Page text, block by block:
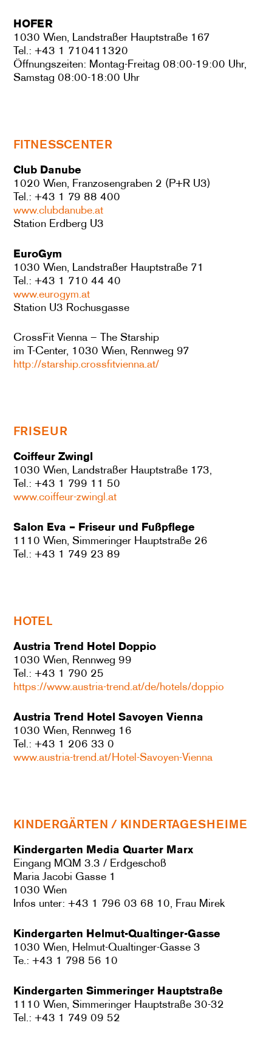
HOFER
1030 Wien, Landstraßer Hauptstraße 167
Tel.: +43 1 710411320
Öffnungszeiten: Montag-Freitag 08:00-19:00 Uhr,
Samstag 08:00-18:00 Uhr
FITNESSCENTER
Club Danube
1020 Wien, Franzosengraben 2 (P+R U3)
Tel.: +43 1 79 88 400
www.clubdanube.at
Station Erdberg U3
EuroGym
1030 Wien, Landstraßer Hauptstraße 71
Tel.: +43 1 710 44 40
www.eurogym.at
Station U3 Rochusgasse
CrossFit Vienna – The Starship
im T-Center, 1030 Wien, Rennweg 97
http://starship.crossfitvienna.at/
FRISEUR
Coiffeur Zwingl
1030 Wien, Landstraßer Hauptstraße 173,
Tel.: +43 1 799 11 50
www.coiffeur-zwingl.at
Salon Eva – Friseur und Fußpflege
1110 Wien, Simmeringer Hauptstraße 26
Tel.: +43 1 749 23 89
HOTEL
Austria Trend Hotel Doppio
1030 Wien, Rennweg 99
Tel.: +43 1 790 25
https://www.austria-trend.at/de/hotels/doppio
Austria Trend Hotel Savoyen Vienna
1030 Wien, Rennweg 16
Tel.: +43 1 206 33 0
www.austria-trend.at/Hotel-Savoyen-Vienna
KINDERGÄRTEN / KINDERTAGESHEIME
Kindergarten Media Quarter Marx
Eingang MQM 3.3 / Erdgeschoß
Maria Jacobi Gasse 1
1030 Wien
Infos unter: +43 1 796 03 68 10, Frau Mirek
Kindergarten Helmut-Qualtinger-Gasse
1030 Wien, Helmut-Qualtinger-Gasse 3
Te.: +43 1 798 56 10
Kindergarten Simmeringer Hauptstraße
1110 Wien, Simmeringer Hauptstraße 30-32
Tel.: +43 1 749 09 52